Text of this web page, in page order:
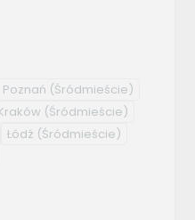
Poznań (Śródmieście)
(Śródmieście)
Łódź (Śródmieście)